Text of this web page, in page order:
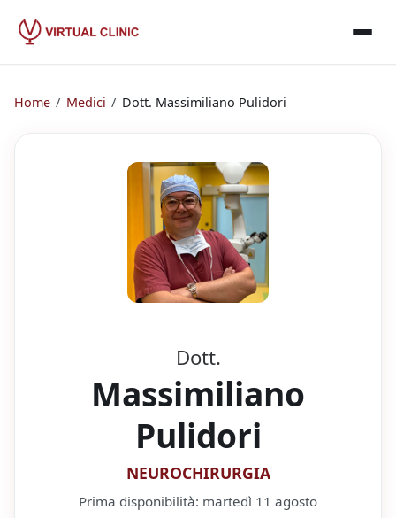
Home / Medici / Dott. Massimiliano Pulidori
Dott.
Massimiliano
Pulidori
NEUROCHIRURGIA
Prima disponibilità: martedì 11 agosto